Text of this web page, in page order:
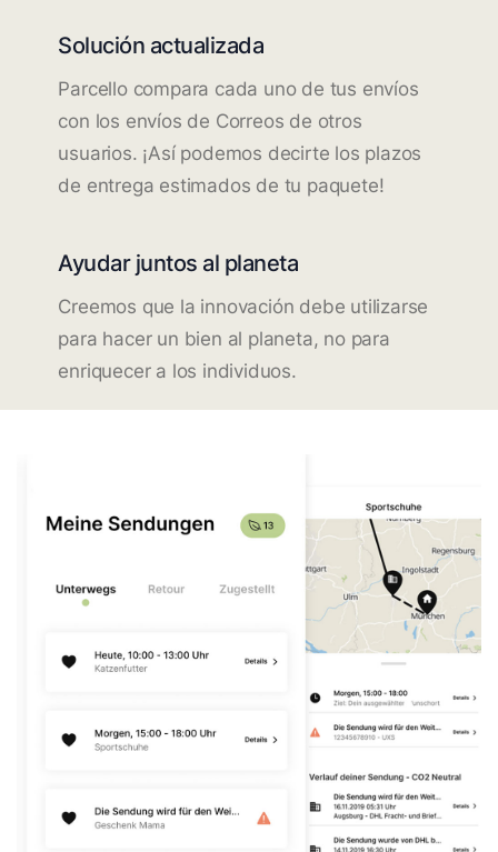
Solución actualizada
Parcello compara cada uno de tus envíos
con los envíos de Correos de otros
usuarios. ¡Así podemos decirte los plazos
de entrega estimados de tu paquete!
Ayudar juntos al planeta
Creemos que la innovación debe utilizarse
para hacer un bien al planeta, no para
enriquecer a los individuos.